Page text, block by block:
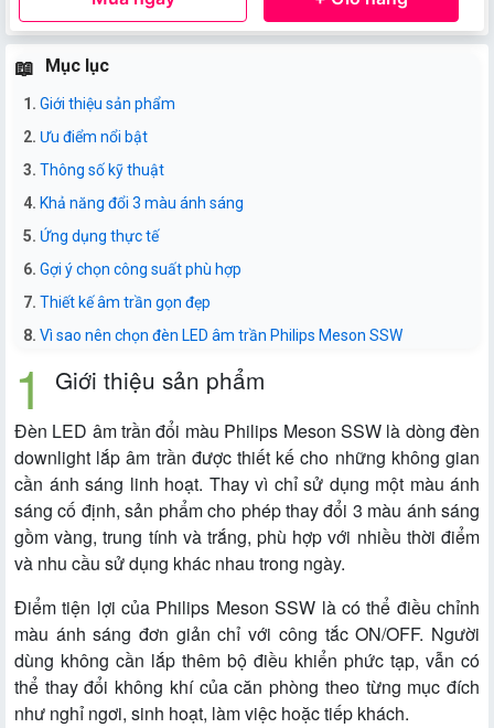
Mục lục
Giới thiệu sản phẩm
Ưu điểm nổi bật
Thông số kỹ thuật
Khả năng đổi 3 màu ánh sáng
Ứng dụng thực tế
Gợi ý chọn công suất phù hợp
Thiết kế âm trần gọn đẹp
Vì sao nên chọn đèn LED âm trần Philips Meson SSW
Giới thiệu sản phẩm
Đèn LED âm trần đổi màu Philips Meson SSW là dòng đèn
downlight lắp âm trần được thiết kế cho những không gian
cần ánh sáng linh hoạt. Thay vì chỉ sử dụng một màu ánh
sáng cố định, sản phẩm cho phép thay đổi 3 màu ánh sáng
gồm vàng, trung tính và trắng, phù hợp với nhiều thời điểm
và nhu cầu sử dụng khác nhau trong ngày.
Điểm tiện lợi của Philips Meson SSW là có thể điều chỉnh
màu ánh sáng đơn giản chỉ với công tắc ON/OFF. Người
dùng không cần lắp thêm bộ điều khiển phức tạp, vẫn có
thể thay đổi không khí của căn phòng theo từng mục đích
như nghỉ ngơi, sinh hoạt, làm việc hoặc tiếp khách.